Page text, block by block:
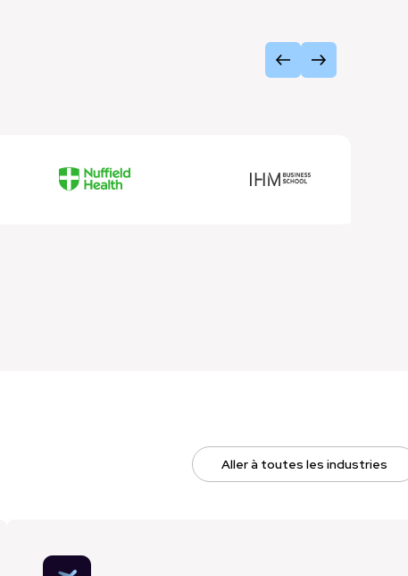
Aller à toutes les industries